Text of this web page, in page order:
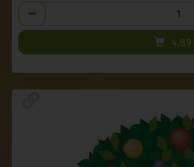
Anzahl
4,89